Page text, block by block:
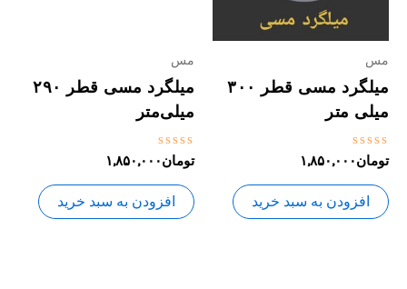
مس
میلگرد مسی قطر ۳۰۰
میلی متر
نمره
0
از
5
تومان۱,۸۵۰,۰۰۰
افزودن به سبد خرید
مس
میلگرد مسی قطر ۲۹۰
میلی‌متر
نمره
0
از
5
تومان۱,۸۵۰,۰۰۰
افزودن به سبد خرید